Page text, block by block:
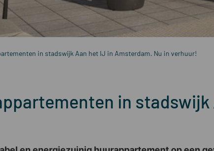
in stadswijk Aan het IJ in Amsterdam. Nu in verhuur!
in